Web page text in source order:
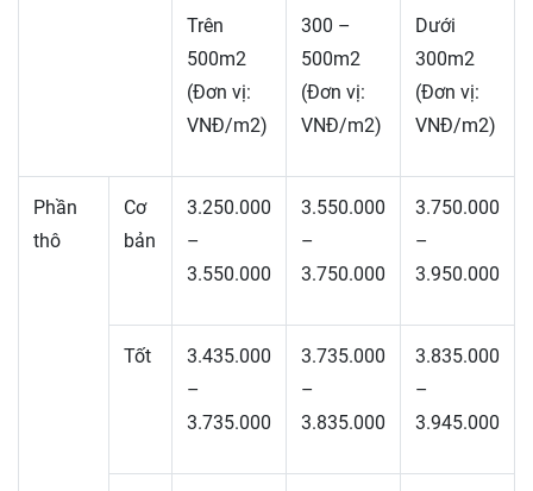
Trên
500m2
(Đơn vị:
VNĐ/m2)
300 –
500m2
(Đơn vị:
VNĐ/m2)
Dưới
300m2
(Đơn vị:
VNĐ/m2)
Phần
thô
Cơ
bản
3.250.000
–
3.550.000
3.550.000
–
3.750.000
3.750.000
–
3.950.000
Tốt
3.435.000
–
3.735.000
3.735.000
–
3.835.000
3.835.000
–
3.945.000